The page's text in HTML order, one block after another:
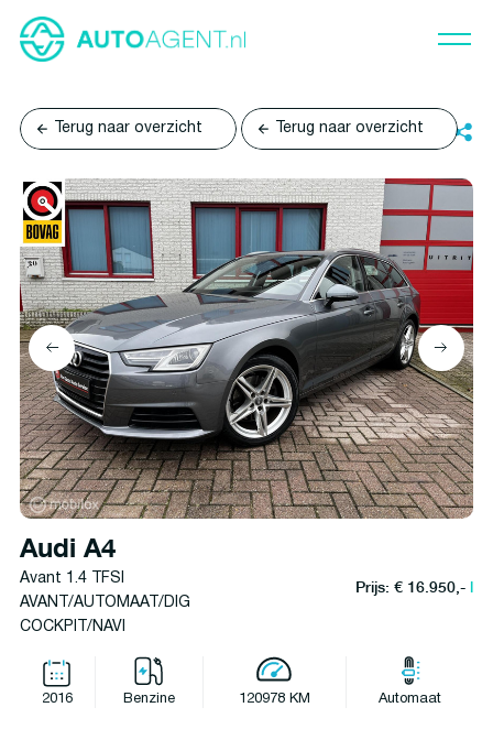
Terug naar overzicht Terug naar overzicht
Audi A4
Avant 1.4 TFSI
AVANT/AUTOMAAT/DIG
COCKPIT/NAVI
Prijs: € 16.950,-l
2016 Benzine 120978 KM Automaat